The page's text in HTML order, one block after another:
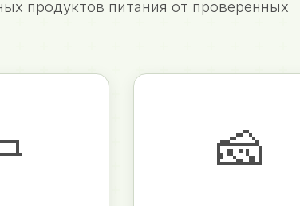
продуктов питания от проверенных
🧀